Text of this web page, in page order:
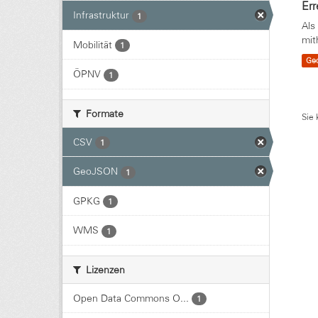
Infrastruktur 1
Mobilität 1
ÖPNV 1
Formate
CSV 1
GeoJSON 1
GPKG 1
WMS 1
Lizenzen
Open Data Commons O... 1
Sie